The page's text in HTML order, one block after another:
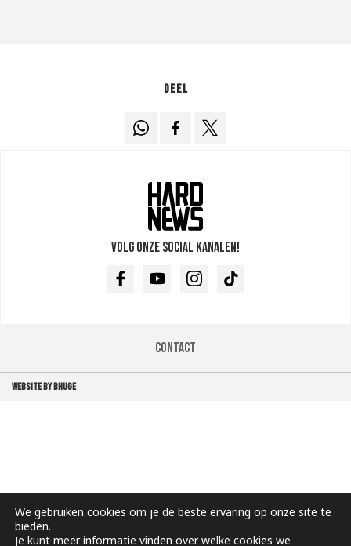
Deel
Volg onze social kanalen!
FacebookYoutubeInstagramTikTok
Contact
WEBSITE BY BHUGE
We gebruiken cookies om je de beste ervaring op onze site te
bieden.
Je kunt meer informatie vinden over welke cookies we